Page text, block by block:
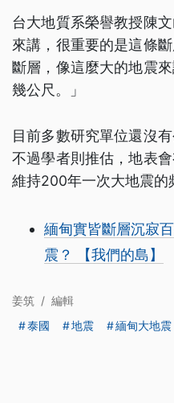
台大地質系榮譽教授陳
來講，很重要的是這條
斷層，像這麼大的地震
幾公尺。」
目前多數研究單位還沒
不過學者則推估，地表
維持200年一次大地震的
緬甸實皆斷層沉寂
震？ 【我們的島】
姜筑 / 編輯
泰國
地震 緬甸大地震